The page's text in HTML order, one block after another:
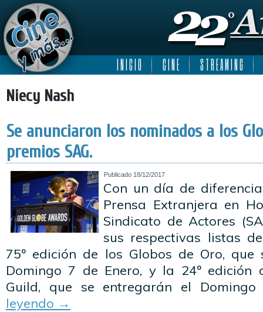
I N I C I O C I N E S T R E A M I N G
Niecy Nash
Se anunciaron los nominados a los
premios SAG.
Publicado 18/12/2017
Con un día de
Prensa Extranjera en
Sindicato de Actores
sus respectivas listas
75º edición de los Globos de Oro,
Domingo 7 de Enero, y la 24º edición
Guild, que se entregarán el
leyendo →